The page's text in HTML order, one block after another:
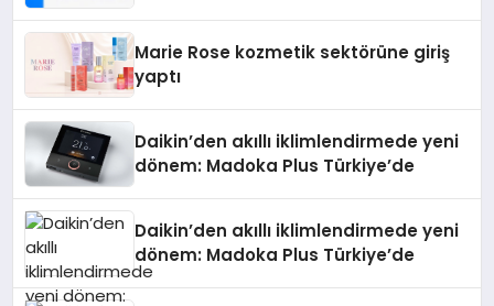
Marie Rose kozmetik sektörüne giriş
yaptı
Daikin’den akıllı iklimlendirmede yeni
dönem: Madoka Plus Türkiye’de
Daikin’den akıllı iklimlendirmede yeni
dönem: Madoka Plus Türkiye’de